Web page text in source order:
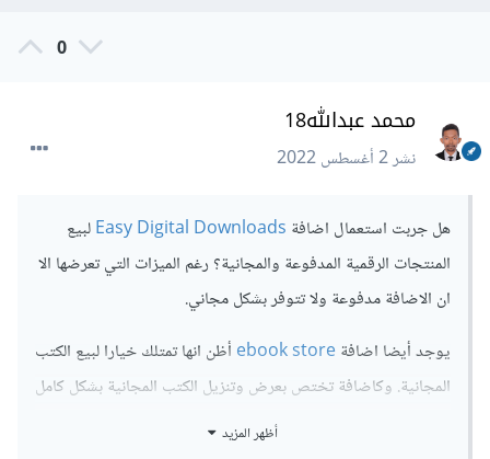
0
محمد عبدالله18
نشر2 أغسطس 2022
هل جربت استعمال اضافة Easy Digital Downloadsلبيع
المنتجات الرقمية المدفوعة والمجانية؟ رغم الميزات التي تعرضها الا
ان الاضافة مدفوعة ولا تتوفر بشكل مجاني.
يوجد أيضا اضافة ebook storeأظن انها تمتلك خيارا لبيع الكتب
المجانية. وكاضافة تختص بعرض وتنزيل الكتب المجانية بشكل كامل
Ebook Downloader .يمكن المستخدمين من أظهر المزيد